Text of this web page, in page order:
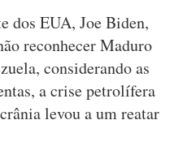
dos EUA, Joe Biden,
reconhecer Maduro
considerando as
a crise petrolífera
levou a um reatar